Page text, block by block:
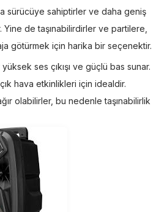
sürücüye sahiptirler ve daha geniş
Yine de taşınabilirdirler ve partilere,
götürmek için harika bir seçenektir.
ses çıkışı ve güçlü bas sunar.
hava etkinlikleri için idealdir.
olabilirler, bu nedenle taşınabilirlik